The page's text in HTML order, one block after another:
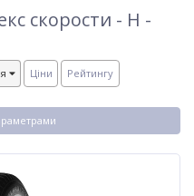
скорости - H -
Ціни Рейтингу